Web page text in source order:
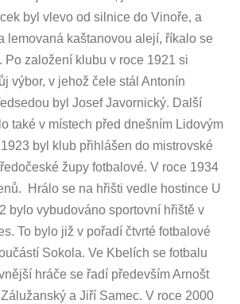
byl vlevo od silnice do Vinoře, a
lemovaná kaštanovou alejí, říkalo se
Po založení klubu v roce 1921 si
výbor, v jehož čele stál Antonín
byl Josef Javornický. Další
také v místech před dnešním Lidovým
byl klub přihlášen do mistrovské
župy fotbalové. V roce 1934
Hrálo se na hřišti vedle hostince U
bylo vybudováno sportovní hřiště v
To bylo již v pořadí čtvrté fotbalové
Sokola. Ve Kbelích se fotbalu
hráče se řadí především Arnošt
a Jiří Samec. V roce 2000